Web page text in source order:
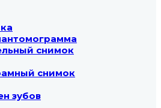
снимок
снимок
зубов